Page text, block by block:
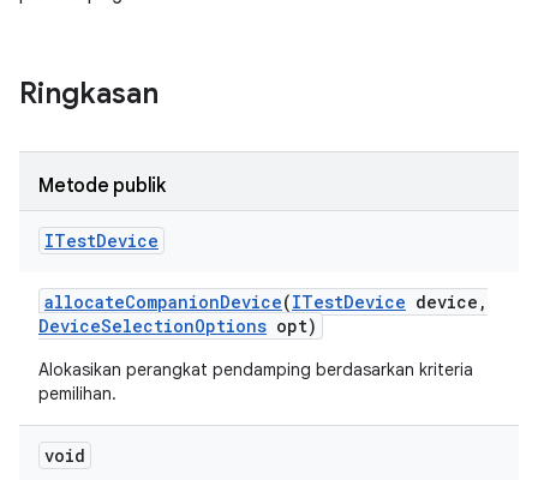
Ringkasan
Metode publik
ITestDevice
allocateCompanionDevice(ITestDevice device ,
DeviceSelectionOptions opt)
Alokasikan perangkat pendamping berdasarkan kriteria
pemilihan.
void